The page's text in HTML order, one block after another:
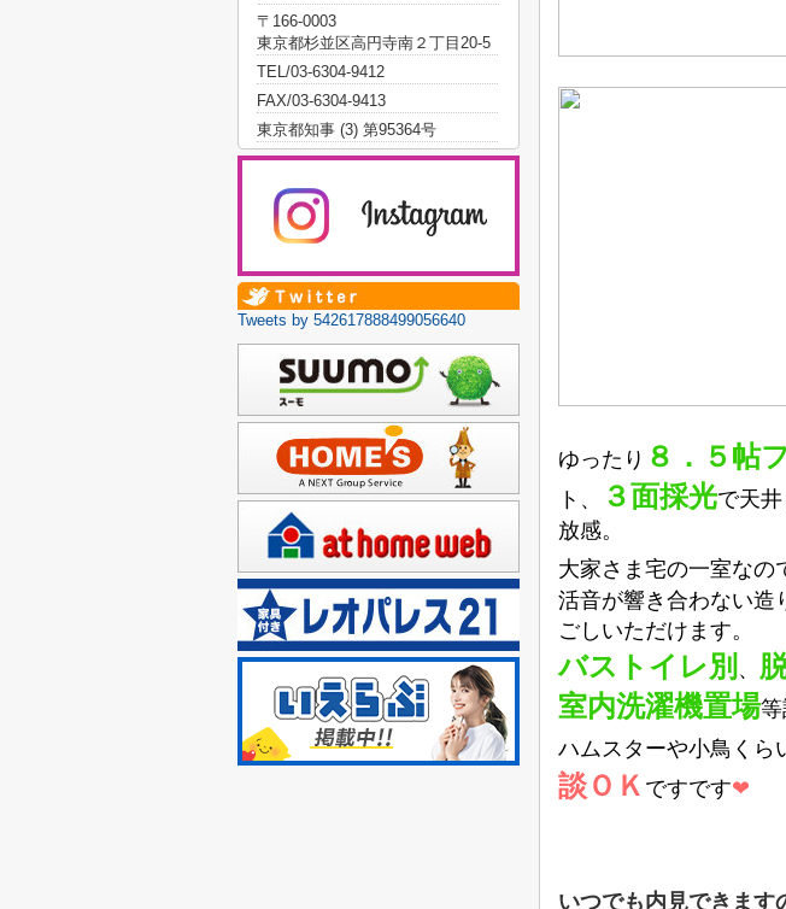
ゆったり ８．５帖
ト、
３面採光で天
放感。
大家さま宅の一室なの
活音が響き合わない造
ごしいただけます。
バストイレ別 、
室内洗濯機置場等
ハムスターや小鳥くら
談ＯＫ ですです❤
いつでも内見できます
〒166-0003
東京都杉並区高円寺南２丁目20-5
TEL/03-6304-9412
FAX/03-6304-9413
東京都知事 (3) 第95364号
Tweets by 542617888499056640